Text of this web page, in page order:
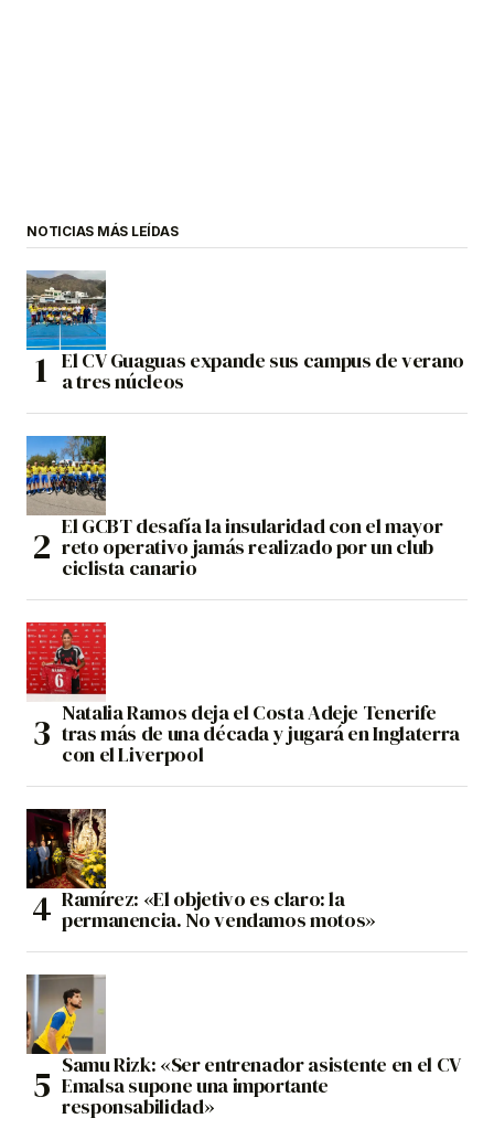
NOTICIAS MÁS LEÍDAS
El CV Guaguas expande sus campus de verano
a tres núcleos
El GCBT desafía la insularidad con el mayor
reto operativo jamás realizado por un club
ciclista canario
Natalia Ramos deja el Costa Adeje Tenerife
tras más de una década y jugará en Inglaterra
con el Liverpool
Ramírez: «El objetivo es claro: la
permanencia. No vendamos motos»
Samu Rizk: «Ser entrenador asistente en el CV
Emalsa supone una importante
responsabilidad»